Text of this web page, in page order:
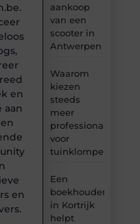
aankoop
van een
scooter in
Antwerpen
Waarom
kiezen
steeds
meer
professionals
voor
tuinklompen?
Een
boekhouder
in Kortrijk
helpt
en
aan
en